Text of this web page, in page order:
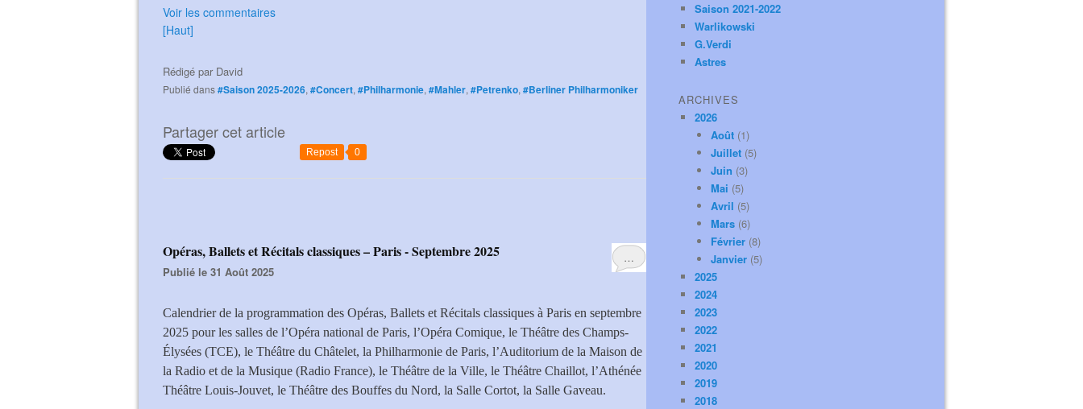
Voir les commentaires
[Haut]
Rédigé par David
Publié dans#Saison 2025-2026, #Concert, #Philharmonie, #Mahler, #Petrenko, #Berliner Philharmoniker
Partager cet article
Repost 0
…
Opéras, Ballets et Récitals classiques – Paris - Septembre 2025
Publié le 31 Août 2025
Calendrier de la programmation des Opéras, Ballets et Récitals classiques à Paris en septembre
2025 pour les salles de l’Opéra national de Paris, l’Opéra Comique, le Théâtre des Champs-
Élysées (TCE), le Théâtre du Châtelet, la Philharmonie de Paris, l’Auditorium de la Maison de
la Radio et de la Musique (Radio France), le Théâtre de la Ville, le Théâtre Chaillot, l’Athénée
Théâtre Louis-Jouvet, le Théâtre des Bouffes du Nord, la Salle Cortot, la Salle Gaveau.
Saison 2021-2022
Warlikowski
G.Verdi
Astres
ARCHIVES
2026
Août (1)
Juillet (5)
Juin (3)
Mai (5)
Avril (5)
Mars (6)
Février (8)
Janvier (5)
2025
2024
2023
2022
2021
2020
2019
2018